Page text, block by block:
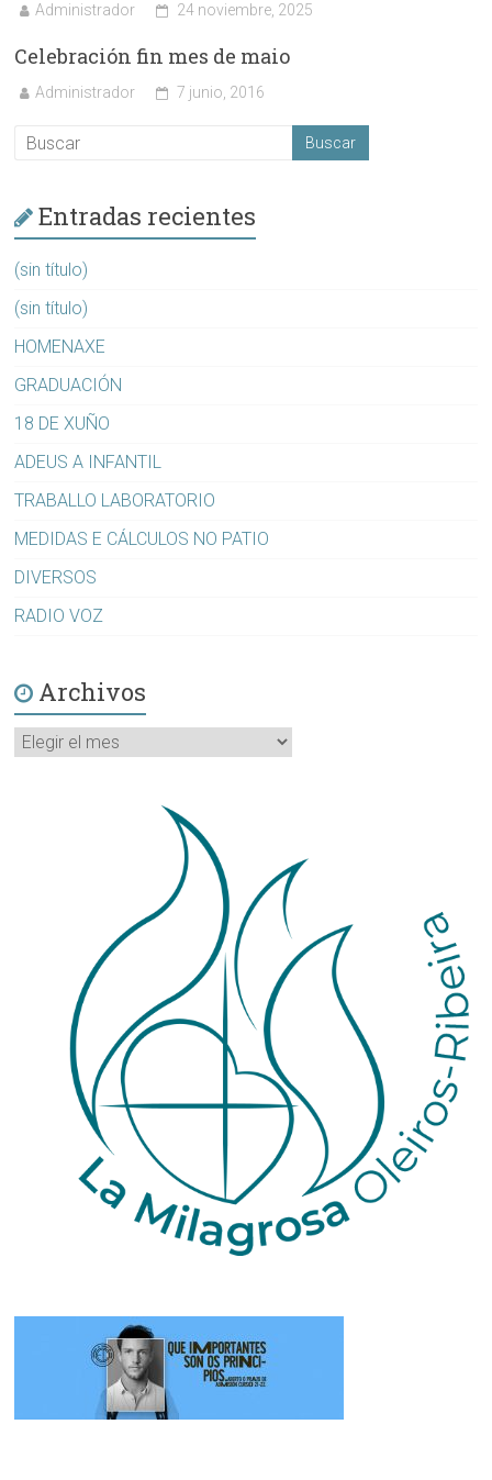
Administrador 24 noviembre, 2025
Celebración fin mes de maio
Administrador 7 junio, 2016
Entradas recientes
(sin título)
(sin título)
HOMENAXE
GRADUACIÓN
18 DE XUÑO
ADEUS A INFANTIL
TRABALLO LABORATORIO
MEDIDAS E CÁLCULOS NO PATIO
DIVERSOS
RADIO VOZ
Archivos
Archivos